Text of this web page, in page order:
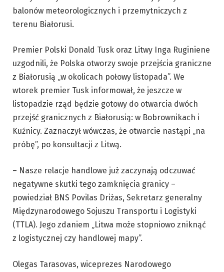
balonów meteorologicznych i przemytniczych z
terenu Białorusi.
Premier Polski Donald Tusk oraz Litwy Inga Ruginiene
uzgodnili, że Polska otworzy swoje przejścia graniczne
z Białorusią „w okolicach połowy listopada”. We
wtorek premier Tusk informował, że jeszcze w
listopadzie rząd będzie gotowy do otwarcia dwóch
przejść granicznych z Białorusią: w Bobrownikach i
Kuźnicy. Zaznaczył wówczas, że otwarcie nastąpi „na
próbę”, po konsultacji z Litwą.
– Nasze relacje handlowe już zaczynają odczuwać
negatywne skutki tego zamknięcia granicy –
powiedział BNS Povilas Driżas, Sekretarz generalny
Międzynarodowego Sojuszu Transportu i Logistyki
(TTLA). Jego zdaniem „Litwa może stopniowo zniknąć
z logistycznej czy handlowej mapy”.
Olegas Tarasovas, wiceprezes Narodowego